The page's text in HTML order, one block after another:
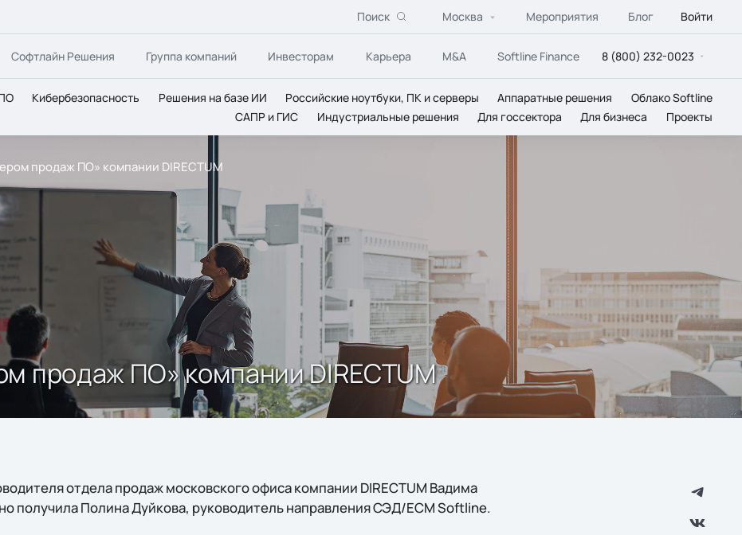
Поиск Москва Мероприятия Блог Войти
Софтлайн Решения Группа компаний Инвесторам Карьера M&A Softline Finance 8 (800) 232-0023
Кибербезопасность Решения на базе ИИ Российские ноутбуки, ПК и серверы Аппаратные решения
Облако Softline
САПР и ГИС
Индустриальные решения Для госсектора Для бизнеса Проекты
продаж ПО» компании DIRECTUM
продаж ПО» компании DIRECTUM
отдела продаж московского офиса компании DIRECTUM Вадима
получила Полина Дуйкова, руководитель направления СЭД/ECM Softline.